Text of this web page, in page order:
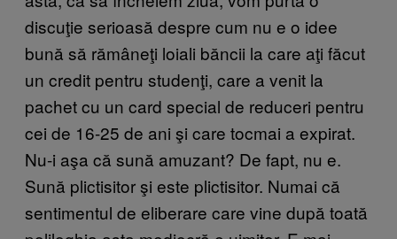
discuţie serioasă despre cum nu e o idee
bună să rămâneţi loiali băncii la care aţi făcut
un credit pentru studenţi, care a venit la
pachet cu un card special de reduceri pentru
cei de 16-25 de ani şi care tocmai a expirat.
Nu-i aşa că sună amuzant? De fapt, nu e.
Sună plictisitor şi este plictisitor. Numai că
sentimentul de eliberare care vine după toată